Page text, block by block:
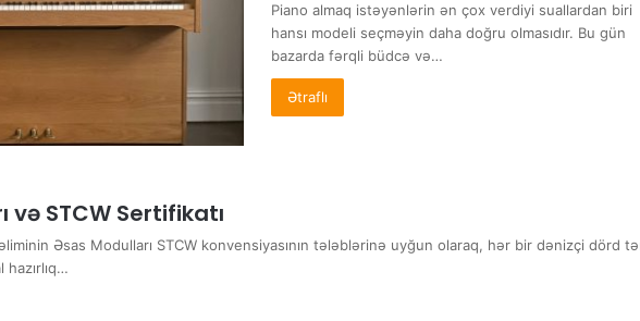
Piano almaq istəyənlərin ən çox verdiyi suallardan biri
hansı modeli seçməyin daha doğru olmasıdır. Bu gün
bazarda fərqli büdcə və…
Ətraflı
və STCW Sertifikatı
Əsas Modulları STCW konvensiyasının tələblərinə uyğun olaraq, hər bir dənizçi dörd